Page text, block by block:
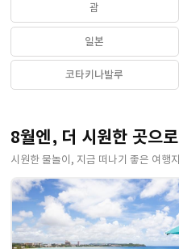
괌
일본
코타키나발루
8월엔, 더 시원한 곳으로
시원한 물놀이, 지금 떠나기 좋은 여행지